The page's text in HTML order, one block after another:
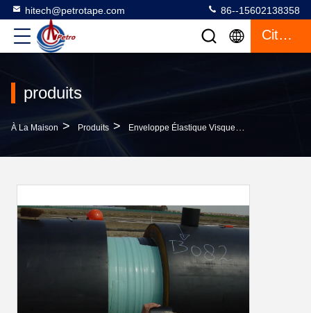
hitech@petrotape.com 86--15602138358
Citation
produits
À La Maison > Produits > Enveloppe Élastique Visqueuse